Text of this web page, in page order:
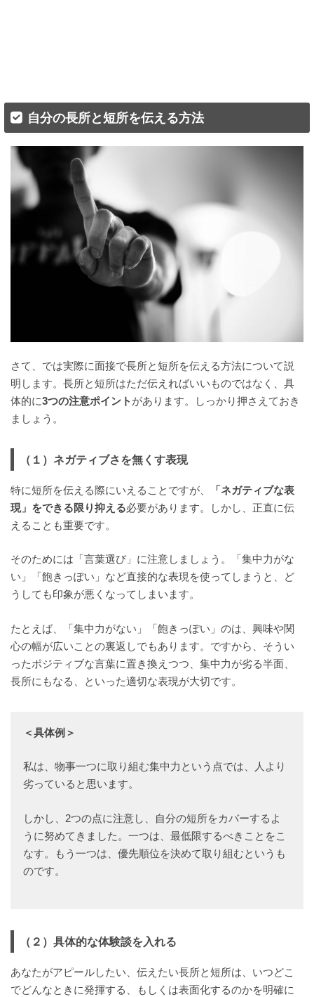
自分の長所と短所を伝える方法
さて、では実際に面接で長所と短所を伝える方法について説
明します。長所と短所はただ伝えればいいものではなく、具
体的に3つの注意ポイント があります。しっかり押さえておき
ましょう。
（１）ネガティブさを無くす表現
特に短所を伝える際にいえることですが、
「ネガティブな表
現」をできる限り抑える必要があります。しかし、正直に伝
えることも重要です。
そのためには「言葉選び」に注意しましょう。「集中力がな
い」「飽きっぽい」など直接的な表現を使ってしまうと、ど
うしても印象が悪くなってしまいます。
たとえば、「集中力がない」「飽きっぽい」のは、興味や関
心の幅が広いことの裏返しでもあります。ですから、そうい
ったポジティブな言葉に置き換えつつ、集中力が劣る半面、
長所にもなる、といった適切な表現が大切です。
＜具体例＞
私は、物事一つに取り組む集中力という点では、人より
劣っていると思います。
しかし、2つの点に注意し、自分の短所をカバーするよ
うに努めてきました。一つは、最低限するべきことをこ
なす。もう一つは、優先順位を決めて取り組むというも
のです。
（２）具体的な体験談を入れる
あなたがアピールしたい、伝えたい長所と短所は、いつどこ
でどんなときに発揮する、もしくは表面化するのかを明確に